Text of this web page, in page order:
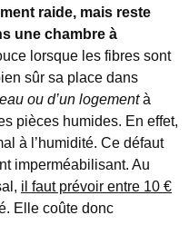
raide, mais reste
une chambre à
lorsque les fibres sont
sûr sa place dans
ou d’un logementà
pièces humides. En effet,
à l’humidité. Ce défaut
imperméabilisant. Au
il faut prévoir entre 10 €
Elle coûte donc